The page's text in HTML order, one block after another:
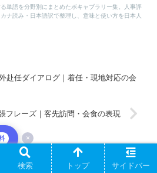
×
単語を分野別にまとめたボキャブラリー集。人事評
ナ読み・日本語訳で整理し、意味と使い方を日本人
赴任ダイアログ｜着任・現地対応の会
フレーズ｜客先訪問・会食の表現
ア語
検索 トップ サイドバー